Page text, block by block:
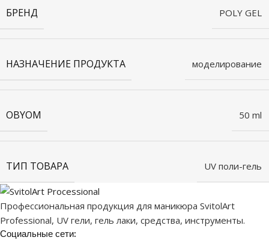
БРЕНД POLY GEL
НАЗНАЧЕНИЕ ПРОДУКТА моделирование
OBYOM 50 ml
ТИП ТОВАРА UV поли-гель
Профессиональная продукция для маникюра SvitolArt
Professional, UV гели, гель лаки, средства, инструменты.
Социальные сети: